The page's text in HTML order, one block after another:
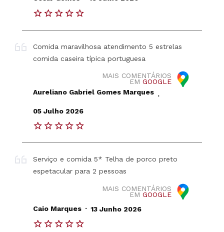
Comida maravilhosa atendimento 5 estrelas
comida caseira típica portuguesa
MAIS COMENTÁRIOS
EM GOOGLE
Aureliano Gabriel Gomes Marques .
05 Julho 2026
Serviço e comida 5* Telha de porco preto
espetacular para 2 pessoas
MAIS COMENTÁRIOS
EM GOOGLE
Caio Marques . 13 Junho 2026